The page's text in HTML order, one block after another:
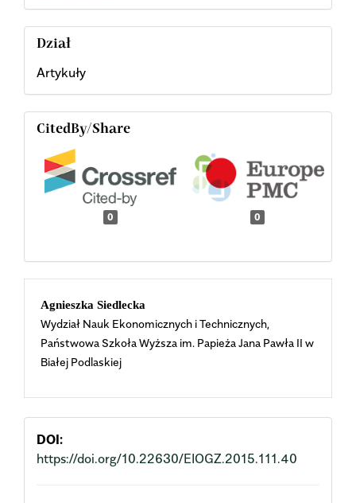
Dział
Artykuły
CitedBy/Share
0 0
Main
Article
Content
Agnieszka Siedlecka
Wydział Nauk Ekonomicznych i Technicznych,
Państwowa Szkoła Wyższa im. Papieża Jana Pawła II w
Białej Podlaskiej
DOI:
https://doi.org/10.22630/EIOGZ.2015.111.40